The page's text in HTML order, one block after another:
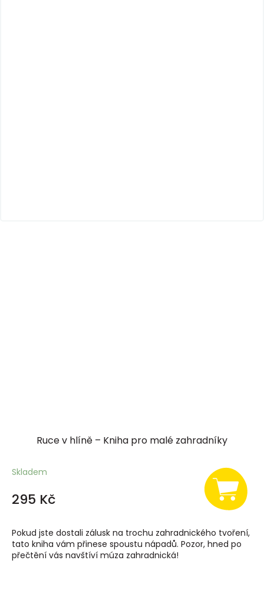
Ruce v hlíně – Kniha pro malé zahradníky
Skladem
295 Kč
Pokud jste dostali zálusk na trochu zahradnického tvoření,
tato kniha vám přinese spoustu nápadů. Pozor, hned po
přečtění vás navštíví múza zahradnická!